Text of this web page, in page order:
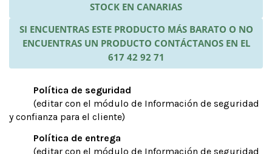
STOCK EN CANARIAS
SI ENCUENTRAS ESTE PRODUCTO MÁS BARATO O NO
ENCUENTRAS UN PRODUCTO CONTÁCTANOS EN EL
617 42 92 71
Política de seguridad
(editar con el módulo de Información de seguridad
y confianza para el cliente)
Política de entrega
(editar con el módulo de Información de seguridad